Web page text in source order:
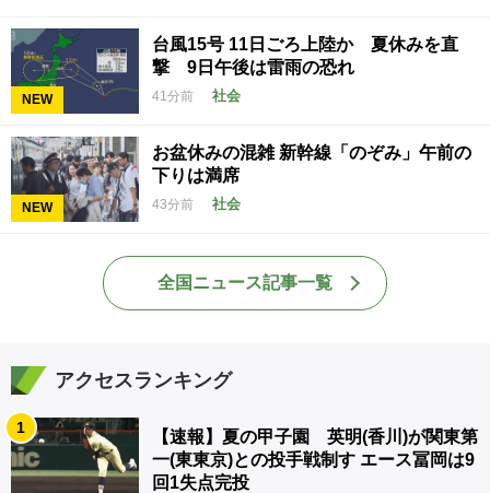
NEW
台風15号 11日ごろ上陸か 夏休みを直
撃 9日午後は雷雨の恐れ
41分前 社会
NEW
お盆休みの混雑 新幹線「のぞみ」午前の
下りは満席
43分前 社会
全国ニュース記事一覧
アクセスランキング
1
【速報】夏の甲子園 英明(香川)が関東第
一(東東京)との投手戦制す エース冨岡は9
回1失点完投